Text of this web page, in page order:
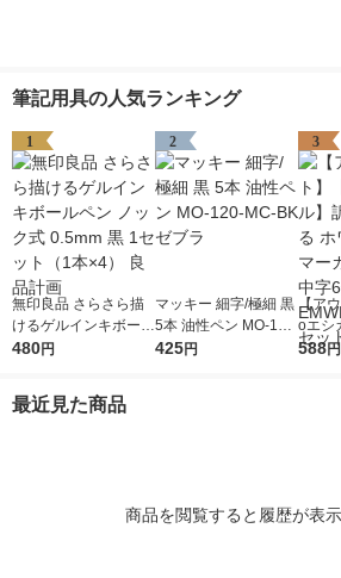
筆記用具の人気ランキング
1
無印良品 さらさら描
けるゲルインキボール
ペン ノック式 0.5mm
480円
2
マッキー 細字/極細 黒
5本 油性ペン MO-120
-MC-BK ゼブラ
425円
3
【ア
oエシ
んて
588円
最近見た商品
商品を閲覧すると履歴が表